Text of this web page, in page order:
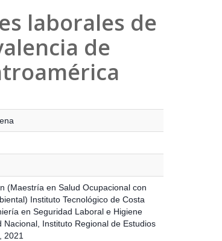
laborales de
de
(Maestría en Salud Ocupacional con
Instituto Tecnológico de Costa
en Seguridad Laboral e Higiene
Nacional, Instituto Regional de Estudios
2021